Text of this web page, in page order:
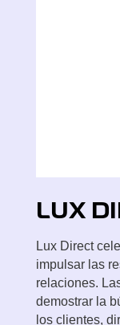
LUX
Lux Direct
impulsar las
relaciones.
demostrar la
los clientes,